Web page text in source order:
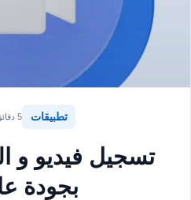
تطبيقات 5 دقائق قراءة
تسجيل فيديو و
بجودة